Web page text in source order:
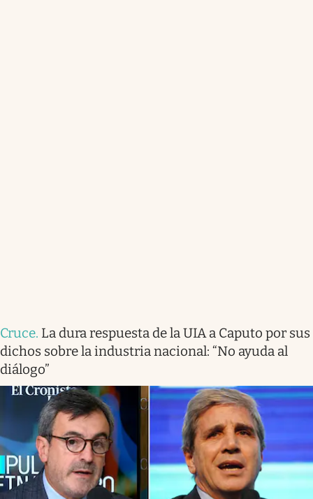
Cruce. La dura respuesta de la UIA a Caputo por sus
dichos sobre la industria nacional: “No ayuda al
diálogo”